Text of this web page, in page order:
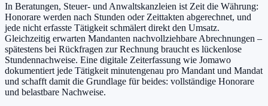
In Beratungen, Steuer- und Anwaltskanzleien ist Zeit die Währung:
Honorare werden nach Stunden oder Zeittakten abgerechnet, und
jede nicht erfasste Tätigkeit schmälert direkt den Umsatz.
Gleichzeitig erwarten Mandanten nachvollziehbare Abrechnungen –
spätestens bei Rückfragen zur Rechnung braucht es lückenlose
Stundennachweise. Eine digitale Zeiterfassung wie Jomawo
dokumentiert jede Tätigkeit minutengenau pro Mandant und Mandat
und schafft damit die Grundlage für beides: vollständige Honorare
und belastbare Nachweise.